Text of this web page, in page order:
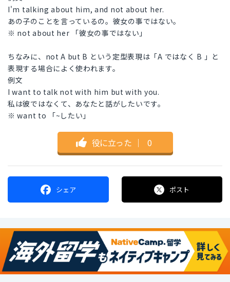
I'm talking about him, and not about her.
あの子のことを言っているの。彼女の事ではない。
※ not about her 「彼女の事ではない」
ちなみに、not A but B という定型表現は「A ではなく B 」と
表現する場合によく使われます。
例文
I want to talk not with him but with you.
私は彼ではなくて、あなたと話がしたいです。
※ want to 「~したい」
役に立った ｜ 0
シェア ポスト